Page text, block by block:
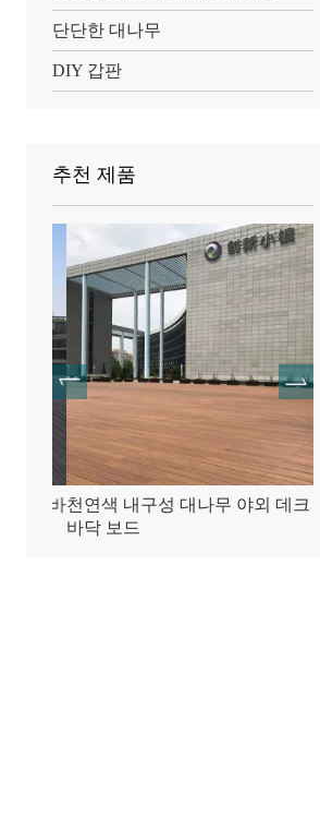
단단한 대나무
DIY 갑판
추천 제품
천연색 내구성 대나무 야외 데크
바닥 보드